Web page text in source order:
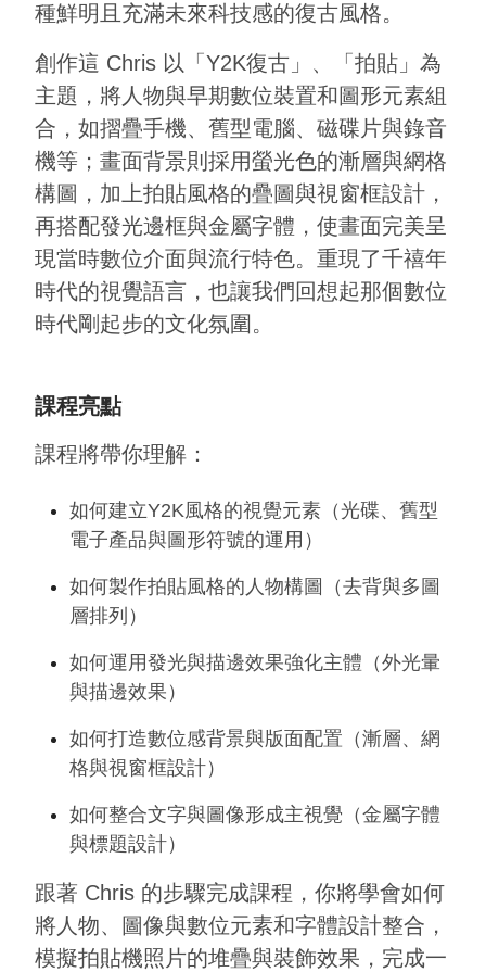
種鮮明且充滿未來科技感的復古風格。
創作這 Chris 以「Y2K復古」、「拍貼」為
主題，將人物與早期數位裝置和圖形元素組
合，如摺疊手機、舊型電腦、磁碟片與錄音
機等；畫面背景則採用螢光色的漸層與網格
構圖，加上拍貼風格的疊圖與視窗框設計，
再搭配發光邊框與金屬字體，使畫面完美呈
現當時數位介面與流行特色。重現了千禧年
時代的視覺語言，也讓我們回想起那個數位
時代剛起步的文化氛圍。
課程亮點
課程將帶你理解：
如何建立Y2K風格的視覺元素（光碟、舊型
電子產品與圖形符號的運用）
如何製作拍貼風格的人物構圖（去背與多圖
層排列）
如何運用發光與描邊效果強化主體（外光暈
與描邊效果）
如何打造數位感背景與版面配置（漸層、網
格與視窗框設計）
如何整合文字與圖像形成主視覺（金屬字體
與標題設計）
跟著 Chris 的步驟完成課程，你將學會如何
將人物、圖像與數位元素和字體設計整合，
模擬拍貼機照片的堆疊與裝飾效果，完成一